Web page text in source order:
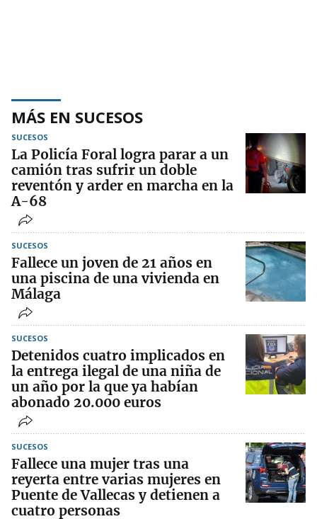
MÁS EN SUCESOS
SUCESOS
La Policía Foral logra parar a un
camión tras sufrir un doble
reventón y arder en marcha en la
A-68
SUCESOS
Fallece un joven de 21 años en
una piscina de una vivienda en
Málaga
SUCESOS
Detenidos cuatro implicados en
la entrega ilegal de una niña de
un año por la que ya habían
abonado 20.000 euros
SUCESOS
Fallece una mujer tras una
reyerta entre varias mujeres en
Puente de Vallecas y detienen a
cuatro personas